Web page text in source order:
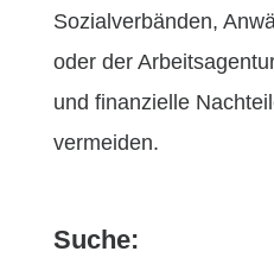
Sozialverbänden,
oder der
und finanzielle
vermeiden.
Suche: